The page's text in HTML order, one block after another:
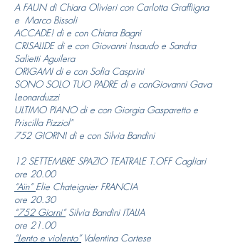
A FAUN di Chiara Olivieri con Carlotta Graffiigna
e Marco Bissoli
ACCADE! di e con Chiara Bagni
CRISALIDE di e con Giovanni Insaudo e Sandra
Salietti Aguilera
ORIGAMI di e con Sofia Casprini
SONO SOLO TUO PADRE di e conGiovanni Gava
Leonarduzzi
ULTIMO PIANO di e con Giorgia Gasparetto e
Priscilla Pizziol"
752 GIORNI di e con Silvia Bandini
12 SETTEMBRE SPAZIO TEATRALE T.OFF Cagliari
ore 20.00
“Aïn”Elie Chateignier FRANCIA
ore 20.30
“752 Giorni”Silvia Bandini ITALIA
ore 21.00
“Lento e violento”Valentina Cortese